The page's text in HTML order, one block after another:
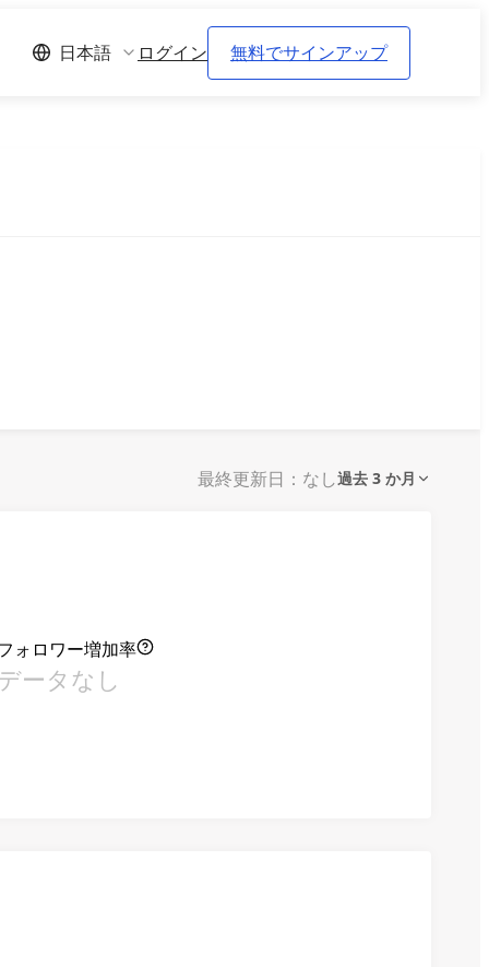
日本語 ログイン 無料でサインアップ
最終更新日：なし過去 3 か月
ォロワー増加率
ータなし